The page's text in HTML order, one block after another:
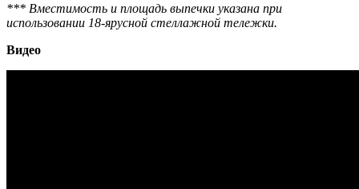
*** Вместимость и площадь выпечки указана при
использовании 18-ярусной стеллажной тележки.
Видео